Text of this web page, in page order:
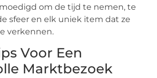
om de tijd te nemen, te
sfeer en elk uniek item dat ze
verkennen.
Voor Een
Marktbezoek